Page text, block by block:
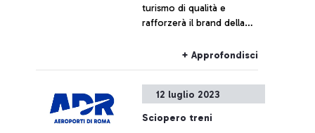
turismo di qualità e
rafforzerà il brand della
+ Approfondisci
12 luglio 2023
Sciopero treni